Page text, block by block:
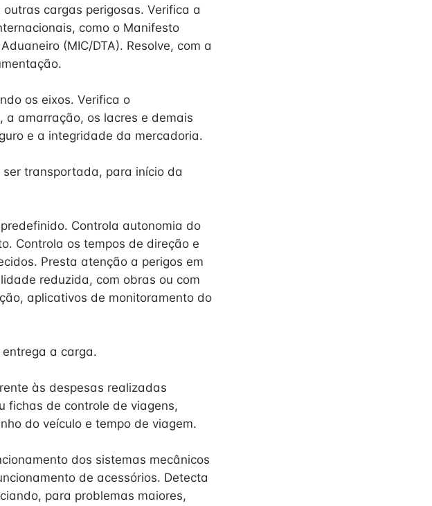
cargas perigosas. Verifica a
como o Manifesto
(MIC/DTA). Resolve, com a
os eixos. Verifica o
amarração, os lacres e demais
e a integridade da mercadoria.
transportada, para início da
Controla autonomia do
Controla os tempos de direção e
Presta atenção a perigos em
reduzida, com obras ou com
aplicativos de monitoramento do
a carga.
às despesas realizadas
fichas de controle de viagens,
do veículo e tempo de viagem.
dos sistemas mecânicos
de acessórios. Detecta
para problemas maiores,